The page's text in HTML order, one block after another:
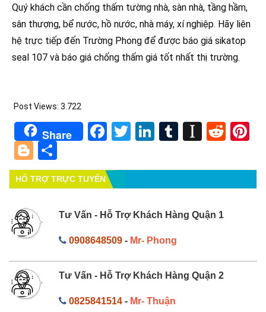
Quý khách cần chống thấm tường nhà, sàn nhà, tầng hầm,
sân thượng, bể nước, hồ nước, nhà máy, xí nghiệp. Hãy liên
hệ trực tiếp đến Trường Phong để được báo giá sikatop
seal 107 và báo giá chống thấm giá tốt nhất thị trường.
Post Views: 3.722
Share Facebook
TwitterLinkedIn
Tumblr
Blogger
HỔ TRỢ TRỰC TUYẾN
Tư Vấn - Hỗ Trợ Khách Hàng Quận 1
0908648509- Mr- Phong
Tư Vấn - Hỗ Trợ Khách Hàng Quận 2
0825841514- Mr- Thuận